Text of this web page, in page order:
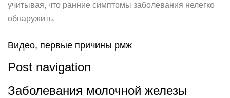
учитывая, что ранние симптомы заболевания нелегко
обнаружить.
Видео, первые причины рмж
Post navigation
Заболевания молочной железы